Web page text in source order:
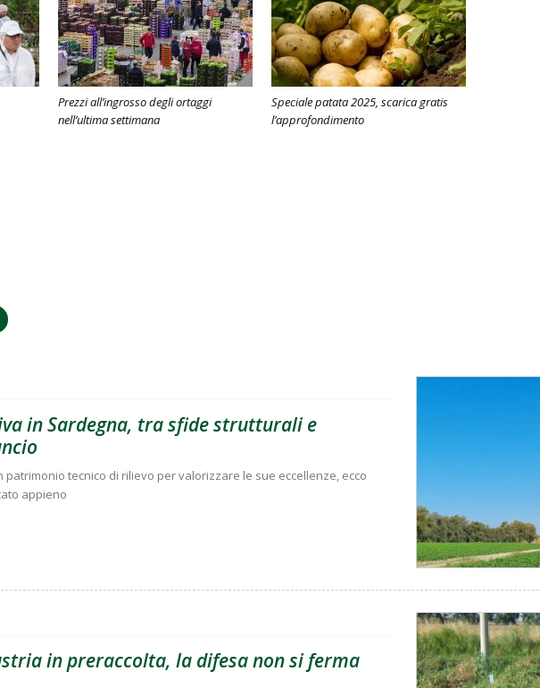
Prezzi all’ingrosso degli ortaggi
nell’ultima settimana
Speciale patata 2025, scarica gratis
l’approfondimento
in Sardegna, tra sfide strutturali e
patrimonio tecnico di rilievo per valorizzare le sue eccellenze, ecco
appieno
in preraccolta, la difesa non si ferma